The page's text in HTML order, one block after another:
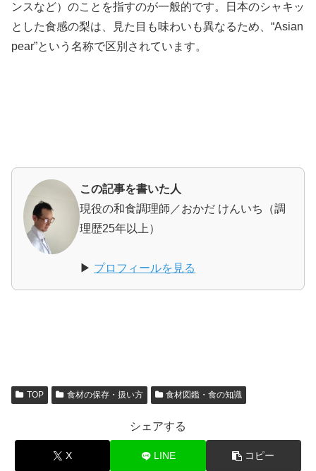
ンスなど）のことを指すのが一般的です。日本のシャキッ
とした食感の梨は、見た目も味わいも異なるため、“Asian
pear”という名称で区別されています。
この記事を書いた人
現役の和食調理師／おかだ けんいち（調
理歴25年以上）
▶ プロフィールを見る
TOP 食材の保存・扱い方 食材図鑑・食の知識
シェアする
X LINE コピー